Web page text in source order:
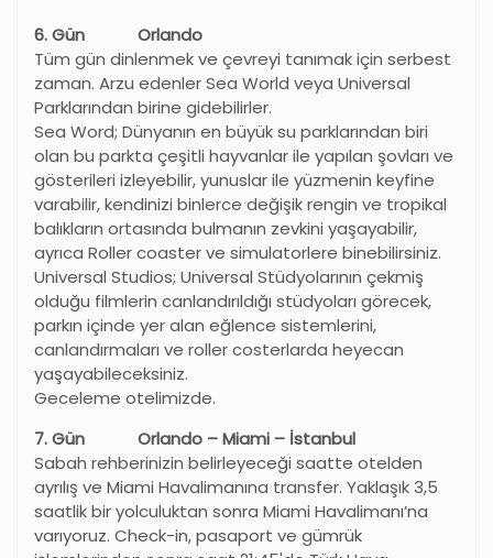
6. Gün Orlando
Tüm gün dinlenmek ve çevreyi tanımak için serbest
zaman. Arzu edenler Sea World veya Universal
Parklarından birine gidebilirler.
Sea Word; Dünyanın en büyük su parklarından biri
olan bu parkta çeşitli hayvanlar ile yapılan şovları ve
gösterileri izleyebilir, yunuslar ile yüzmenin keyfine
varabilir, kendinizi binlerce değişik rengin ve tropikal
balıkların ortasında bulmanın zevkini yaşayabilir,
ayrıca Roller coaster ve simulatorlere binebilirsiniz.
Universal Studios; Universal Stüdyolarının çekmiş
olduğu filmlerin canlandırıldığı stüdyoları görecek,
parkın içinde yer alan eğlence sistemlerini,
canlandırmaları ve roller costerlarda heyecan
yaşayabileceksiniz.
Geceleme otelimizde.
7. Gün Orlando – Miami – İstanbul
Sabah rehberinizin belirleyeceği saatte otelden
ayrılış ve Miami Havalimanına transfer. Yaklaşık 3,5
saatlik bir yolculuktan sonra Miami Havalimanı’na
varıyoruz. Check-in, pasaport ve gümrük